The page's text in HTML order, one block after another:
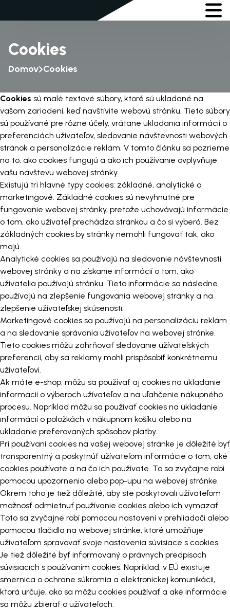
Cookies
Domov Cookies
Cookies sú malé textové súbory, ktoré sú ukladané na
vašom zariadení, keď navštívite webovú stránku. Tieto súbory
sú používané pre rôzne účely, vrátane ukladania informácií o
preferenciách užívateľov, sledovanie návštevnosti webových
stránok a personalizácie reklám. V tomto článku sa pozrieme
na to, ako cookies fungujú a ako ich používanie ovplyvňuje
vašu návštevu webovej stránky.
Existujú tri hlavné typy cookies: základné, analytické a
marketingové. Základné cookies sú nevyhnutné pre
fungovanie webovej stránky, pretože uchovávajú informácie
o tom, ako užívateľ prechádza stránkou a čo si vyberá. Bez
základných cookies by stránky nemohli fungovať tak, ako
majú.
Analytické cookies sa používajú na sledovanie návštevnosti
webovej stránky a na získanie informácií o tom, ako
užívatelia používajú stránku. Tieto informácie sa následne
používajú na zlepšenie fungovania webovej stránky a na
zlepšenie užívateľskej skúsenosti.
Marketingové cookies sa používajú na personalizáciu reklám
a na sledovanie správania užívateľov na webovej stránke.
Tieto cookies môžu zahrňovať sledovanie užívateľských
preferencií, aby sa reklamy mohli prispôsobiť konkrétnemu
užívateľovi.
Ak máte e-shop, môžu sa používať aj cookies na ukladanie
informácií o výberoch užívateľov a na uľahčenie nákupného
procesu. Napríklad môžu sa používať cookies na ukladanie
informácií o položkách v nákupnom košíku alebo na
ukladanie preferovaných spôsobov platby.
Pri používaní cookies na vašej webovej stránke je dôležité byť
transparentný a poskytnúť užívateľom informácie o tom, aké
cookies používate a na čo ich používate. To sa zvyčajne robí
pomocou upozornenia alebo pop-upu na webovej stránke.
Okrem toho je tiež dôležité, aby ste poskytovali užívateľom
možnosť odmietnuť používanie cookies alebo ich vymazať.
Toto sa zvyčajne robí pomocou nastavení v prehliadači alebo
pomocou tlačidla na webovej stránke, ktoré umožňuje
užívateľom spravovať svoje nastavenia súvisiace s cookies.
Je tiež dôležité byť informovaný o právnych predpisoch
súvisiacich s používaním cookies. Napríklad, v EÚ existuje
smernica o ochrane súkromia a elektronickej komunikácii,
ktorá určuje, ako sa môžu cookies používať a aké informácie
sa môžu zbierať o užívateľoch.